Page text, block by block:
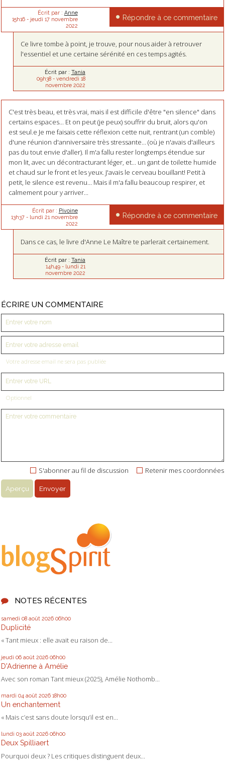
NOTES RÉCENTES
samedi 08 août 2026 06h00
Duplicité
« Tant mieux : elle avait eu raison de...
jeudi 06 août 2026 06h00
D'Adrienne à Amélie
Avec son roman Tant mieux (2025), Amélie Nothomb...
mardi 04 août 2026 18h00
Un enchantement
« Mais c’est sans doute lorsqu’il est en...
lundi 03 août 2026 06h00
Deux Spilliaert
Pourquoi deux ? Les critiques distinguent deux...
Écrit par : Anne
15h16- jeudi 17 novembre
2022
Répondre à ce commentaire
Ce livre tombe à point, je trouve, pour nous aider à retrouver
l'essentiel et une certaine sérénité en ces temps agités.
Écrit par : Tania
09h38- vendredi 18
novembre 2022
C'est très beau, et très vrai, mais il est difficile d'être "en silence" dans
certains espaces... Et on peut (je peux) souffrir du bruit, alors qu'on
est seul.e Je me faisais cette réflexion cette nuit, rentrant (un comble)
d'une réunion d'anniversaire très stressante... (où je n'avais d'ailleurs
pas du tout envie d'aller). Il m'a fallu rester longtemps étendue sur
mon lit, avec un décontracturant léger, et... un gant de toilette humide
et chaud sur le front et les yeux. J'avais le cerveau bouillant! Petit à
petit, le silence est revenu... Mais il m'a fallu beaucoup respirer, et
calmement pour y arriver...
Écrit par : Pivoine
13h37- lundi 21 novembre
2022
Répondre à ce commentaire
Dans ce cas, le livre d'Anne Le Maître te parlerait certainement.
Écrit par : Tania
14h49- lundi 21
novembre 2022
ÉCRIRE UN COMMENTAIRE
Votre adresse email ne sera pas publiée
Optionnel
Retenir mes coordonnées
S'abonner au fil de discussion